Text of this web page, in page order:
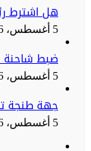
هل اشترط
5 أغسطس، 2026
ضبط شاحنة للنقل الدولي
5 أغسطس، 2026
جهة طنجة تطلق
5 أغسطس، 2026